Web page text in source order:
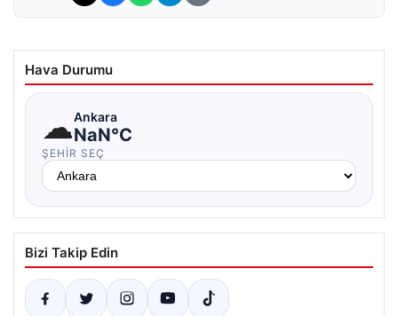
Hava Durumu
☁Ankara
NaN°C
ŞEHIR SEÇ
Bizi Takip Edin